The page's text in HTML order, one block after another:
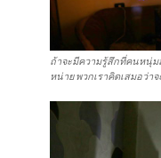
ถ้าจะมีความรู้สึกที่คนหนุ่ม
หน่าย พวกเราคิดเสมอว่า